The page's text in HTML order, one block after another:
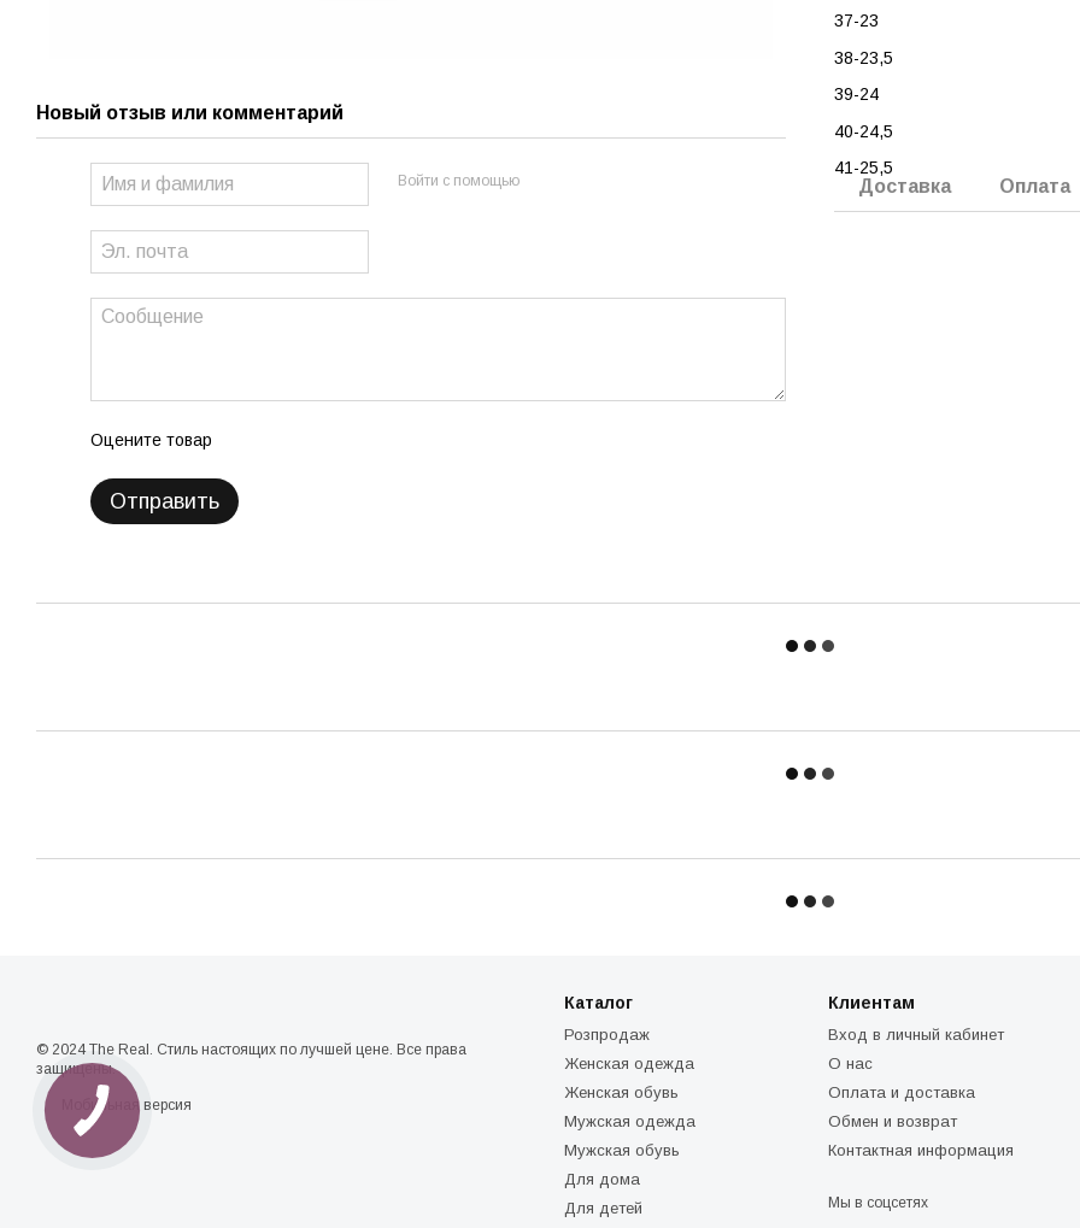
Новый отзыв или комментарий
Войти с помощью
Оцените товар
Отправить
37-23
38-23,5
39-24
40-24,5
41-25,5
Доставка Оплата
© 2024 The Real. Стиль настоящих по лучшей цене. Все права
защищены.
Мобильная версия
Каталог
Розпродаж
Женская одежда
Женская обувь
Мужская одежда
Мужская обувь
Для дома
Для детей
Клиентам
Вход в личный кабинет
О нас
Оплата и доставка
Обмен и возврат
Контактная информация
Мы в соцсетях